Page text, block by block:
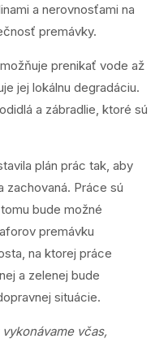
a nerovnosťami na
premávky.
prenikať vode až
jej lokálnu degradáciu.
a zábradlie, ktoré sú
plán prác tak, aby
zachovaná. Práce sú
bude možné
premávku
na ktorej práce
a zelenej bude
situácie.
včas,